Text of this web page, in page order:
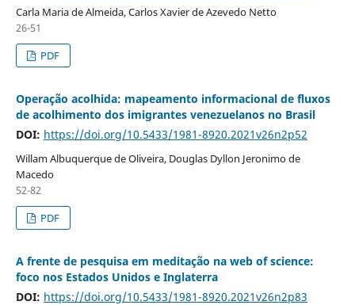
Carla Maria de Almeida, Carlos Xavier de Azevedo Netto
26-51
PDF
Operação acolhida: mapeamento informacional de fluxos
de acolhimento dos imigrantes venezuelanos no Brasil
DOI: https://doi.org/10.5433/1981-8920.2021v26n2p52
Willam Albuquerque de Oliveira, Douglas Dyllon Jeronimo de
Macedo
52-82
PDF
A frente de pesquisa em meditação na web of science:
foco nos Estados Unidos e Inglaterra
DOI: https://doi.org/10.5433/1981-8920.2021v26n2p83